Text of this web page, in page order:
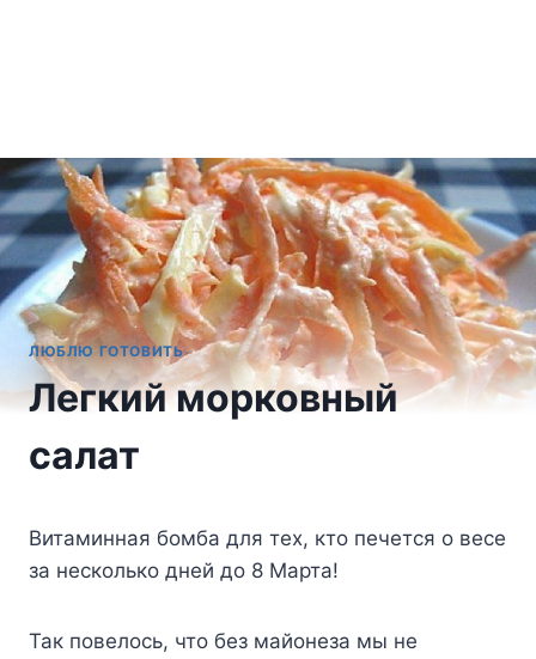
ЛЮБЛЮ ГОТОВИТЬ
Легкий морковный
салат
Витаминная бомба для тех, кто печется о весе
за несколько дней до 8 Марта!
Так повелось, что без майонеза мы не